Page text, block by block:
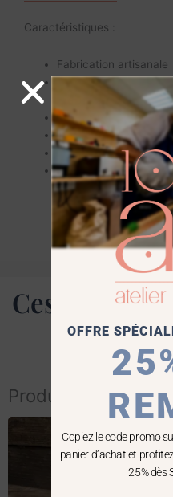
Caractéristiques :
Fabrication artisanale
Usage : support pour
Réutilisable
Entretien facile
Compatible avec
Coloris : jaune fluo
Ces
Produits similaires
OFFRE
Copiez le code promo
panier d’achat et
25% dès